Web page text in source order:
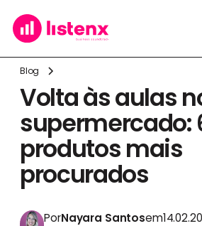
Blog
Volta às aulas
supermercado:
produtos mais
procurados
PorNayara Santosem